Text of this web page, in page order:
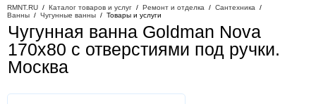
RMNT.RU / Каталог товаров и услуг / Ремонт и отделка / Сантехника /
Ванны / Чугунные ванны / Товары и услуги
Чугунная ванна Goldman Nova
170х80 с отверстиями под ручки.
Москва